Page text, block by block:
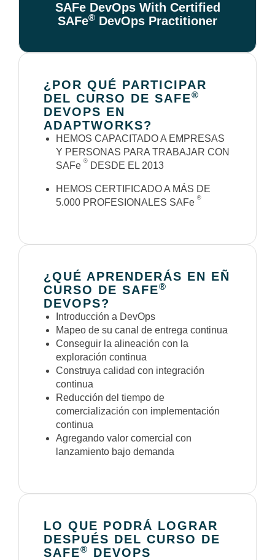
SAFe DevOps With Certified
SAFe® DevOps Practitioner
¿POR QUÉ PARTICIPAR
DEL CURSO DE SAFE®
DEVOPS EN
ADAPTWORKS?
HEMOS CAPACITADO A EMPRESAS
Y PERSONAS PARA TRABAJAR CON
SAFe ® DESDE EL 2013
HEMOS CERTIFICADO A MÁS DE
5.000 PROFESIONALES SAFe ®
¿QUÉ APRENDERÁS EN EÑ
CURSO DE SAFE®
DEVOPS?
Introducción a DevOps
Mapeo de su canal de entrega continua
Conseguir la alineación con la
exploración continua
Construya calidad con integración
continua
Reducción del tiempo de
comercialización con implementación
continua
Agregando valor comercial con
lanzamiento bajo demanda
LO QUE PODRÁ LOGRAR
DESPUÉS DEL CURSO DE
SAFE® DEVOPS